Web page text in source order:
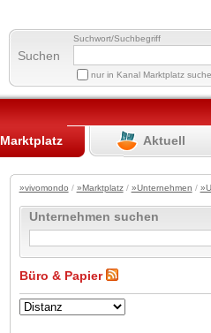
Suchen
Suchwort/Suchbegriff
nur in Kanal Marktplatz
Marktplatz Aktuell
»vivomondo / »Marktplatz/ »Unternehmen /
Unternehmen suchen
Büro & Papier